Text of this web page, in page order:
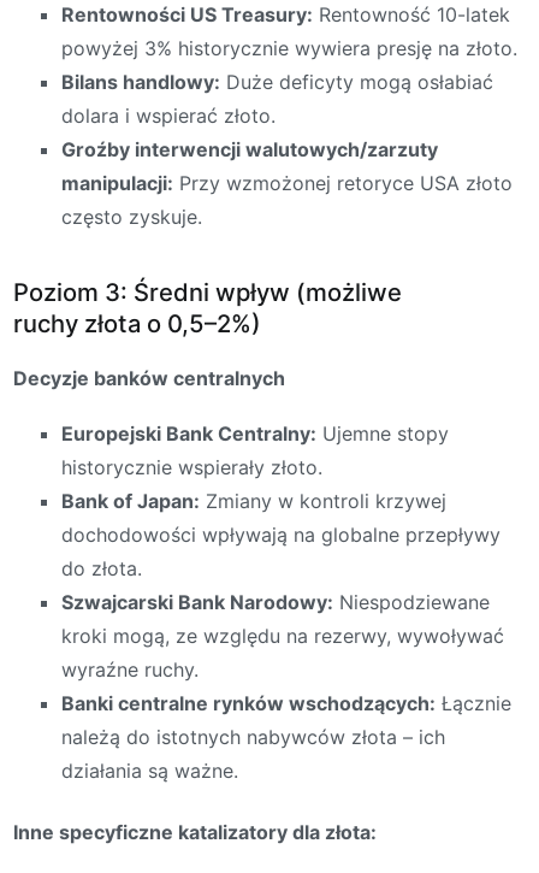
Rentowności US Treasury: Rentowność 10-latek
powyżej 3% historycznie wywiera presję na złoto.
Bilans handlowy: Duże deficyty mogą osłabiać
dolara i wspierać złoto.
Groźby interwencji walutowych/zarzuty
manipulacji: Przy wzmożonej retoryce USA złoto
często zyskuje.
Poziom 3: Średni wpływ (możliwe
ruchy złota o 0,5–2%)
Decyzje banków centralnych
Europejski Bank Centralny: Ujemne stopy
historycznie wspierały złoto.
Bank of Japan: Zmiany w kontroli krzywej
dochodowości wpływają na globalne przepływy
do złota.
Szwajcarski Bank Narodowy: Niespodziewane
kroki mogą, ze względu na rezerwy, wywoływać
wyraźne ruchy.
Banki centralne rynków wschodzących: Łącznie
należą do istotnych nabywców złota – ich
działania są ważne.
Inne specyficzne katalizatory dla złota: